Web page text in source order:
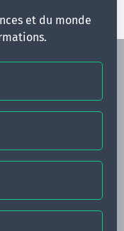
et du monde